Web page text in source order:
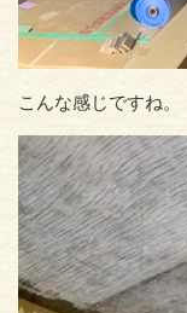
こんな感じですね。